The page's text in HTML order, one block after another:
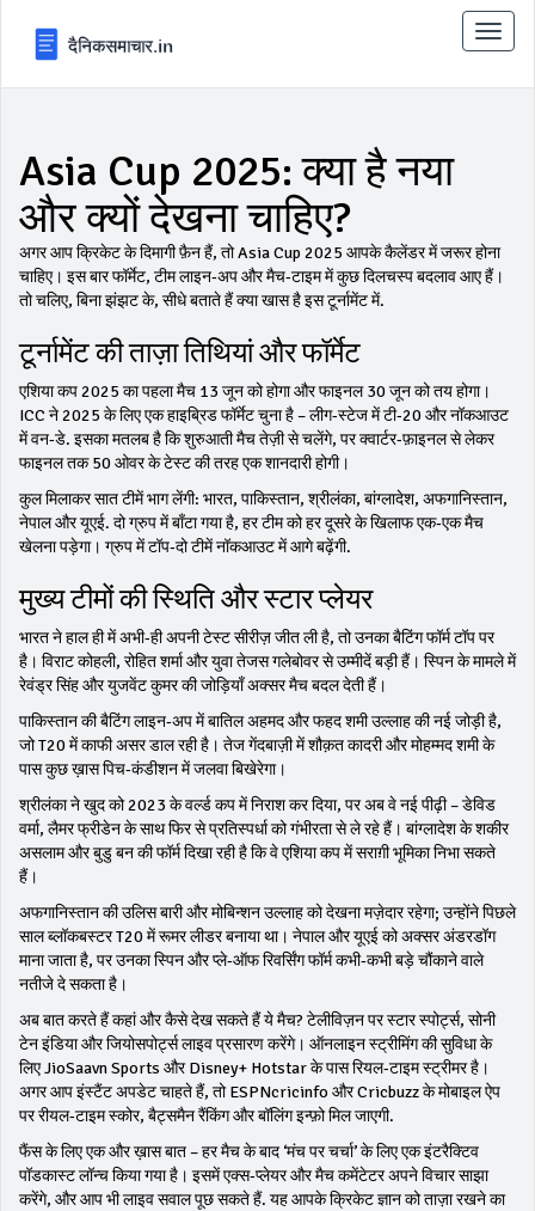
टॉगल
से
Asia Cup 2025: क्या है नया
और क्यों देखना चाहिए?
अगर आप क्रिकेट के दिमागी फ़ैन हैं, तो Asia Cup 2025 आपके कैलेंडर में जरूर होना
चाहिए। इस बार फॉर्मेट, टीम लाइन‑अप और मैच‑टाइम में कुछ दिलचस्प बदलाव आए हैं।
तो चलिए, बिना झंझट के, सीधे बताते हैं क्या खास है इस टूर्नामेंट में.
टूर्नामेंट की ताज़ा तिथियां और फॉर्मेट
एशिया कप 2025 का पहला मैच 13 जून को होगा और फाइनल 30 जून को तय होगा।
ICC ने 2025 के लिए एक हाइब्रिड फॉर्मेट चुना है – लीग‑स्टेज में टी‑20 और नॉकआउट
में वन‑डे. इसका मतलब है कि शुरुआती मैच तेज़ी से चलेंगे, पर क्वार्टर‑फ़ाइनल से लेकर
फाइनल तक 50 ओवर के टेस्ट की तरह एक शानदारी होगी।
कुल मिलाकर सात टीमें भाग लेंगी: भारत, पाकिस्तान, श्रीलंका, बांग्लादेश, अफगानिस्तान,
नेपाल और यूएई. दो ग्रुप में बाँटा गया है, हर टीम को हर दूसरे के खिलाफ एक‑एक मैच
खेलना पड़ेगा। ग्रुप में टॉप‑दो टीमें नॉकआउट में आगे बढ़ेंगी.
मुख्य टीमों की स्थिति और स्टार प्लेयर
भारत ने हाल ही में अभी‑ही अपनी टेस्ट सीरीज़ जीत ली है, तो उनका बैटिंग फॉर्म टॉप पर
है। विराट कोहली, रोहित शर्मा और युवा तेजस गलेबोवर से उम्मीदें बड़ी हैं। स्पिन के मामले में
रेवंड्र सिंह और युजवेंट कुमर की जोड़ियाँ अक्सर मैच बदल देती हैं।
पाकिस्तान की बैटिंग लाइन‑अप में बातिल अहमद और फहद शमी उल्लाह की नई जोड़ी है,
जो T20 में काफी असर डाल रही है। तेज गेंदबाज़ी में शौक़त कादरी और मोहम्मद शमी के
पास कुछ ख़ास पिच‑कंडीशन में जलवा बिखेरेगा।
श्रीलंका ने खुद को 2023 के वर्ल्ड कप में निराश कर दिया, पर अब वे नई पीढ़ी – डेविड
वर्मा, लैमर फ्रीडेन के साथ फिर से प्रतिस्पर्धा को गंभीरता से ले रहे हैं। बांग्लादेश के शकीर
असलाम और बुडु बन की फॉर्म दिखा रही है कि वे एशिया कप में सराग़ी भूमिका निभा सकते
हैं।
अफगानिस्तान की उलिस बारी और मोबिन्शन उल्लाह को देखना मज़ेदार रहेगा; उन्होंने पिछले
साल ब्लॉकबस्टर T20 में रूमर लीडर बनाया था। नेपाल और यूएई को अक्सर अंडरडॉग
माना जाता है, पर उनका स्पिन और प्ले‑ऑफ रिवर्सिंग फॉर्म कभी‑कभी बड़े चौंकाने वाले
नतीजे दे सकता है।
अब बात करते हैं कहां और कैसे देख सकते हैं ये मैच? टेलीविज़न पर स्टार स्पोर्ट्स, सोनी
टेन इंडिया और जियोसपोर्ट्स लाइव प्रसारण करेंगे। ऑनलाइन स्ट्रीमिंग की सुविधा के
लिए JioSaavn Sports और Disney+ Hotstar के पास रियल‑टाइम स्ट्रीमर है।
अगर आप इंस्टैंट अपडेट चाहते हैं, तो ESPNcricinfo और Cricbuzz के मोबाइल ऐप
पर रीयल‑टाइम स्कोर, बैट्समैन रैंकिंग और बॉलिंग इन्फ़ो मिल जाएगी.
फैंस के लिए एक और ख़ास बात – हर मैच के बाद ‘मंच पर चर्चा’ के लिए एक इंटरैक्टिव
पॉडकास्ट लॉन्च किया गया है। इसमें एक्स‑प्लेयर और मैच कमेंटेटर अपने विचार साझा
करेंगे, और आप भी लाइव सवाल पूछ सकते हैं. यह आपके क्रिकेट ज्ञान को ताज़ा रखने का